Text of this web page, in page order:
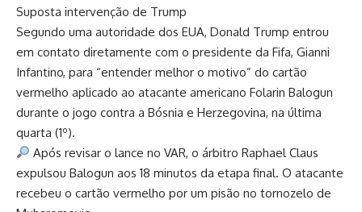
Suposta intervenção de Trump
Segundo uma autoridade dos EUA, Donald Trump entrou
em contato diretamente com o presidente da Fifa, Gianni
Infantino, para “entender melhor o motivo” do cartão
vermelho aplicado ao atacante americano Folarin Balogun
durante o jogo contra a Bósnia e Herzegovina, na última
quarta (1º).
Após revisar o lance no VAR, o árbitro Raphael Claus
expulsou Balogun aos 18 minutos da etapa final. O atacante
recebeu o cartão vermelho por um pisão no tornozelo de